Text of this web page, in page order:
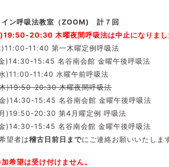
イン呼吸法教室（ZOOM) 計７回
20:30 木曜夜間呼吸法は中止になりまし
)11:00-11:40 第一木曜定例呼吸法
)14:30-15:45 名谷南会館 金曜午後呼吸法
)11:00-11:40 水曜午前呼吸法
)19:50-20:30 木曜夜間呼吸法
)14:30-15:45 名谷南会館 金曜午後呼吸法
)19:50-20:30 第4月曜定例 呼吸法
)14:30-15:45 名谷南会館 金曜午後呼吸法
望者は稽古日前日までにご連絡お願いいたしま
希望は受け付けません。